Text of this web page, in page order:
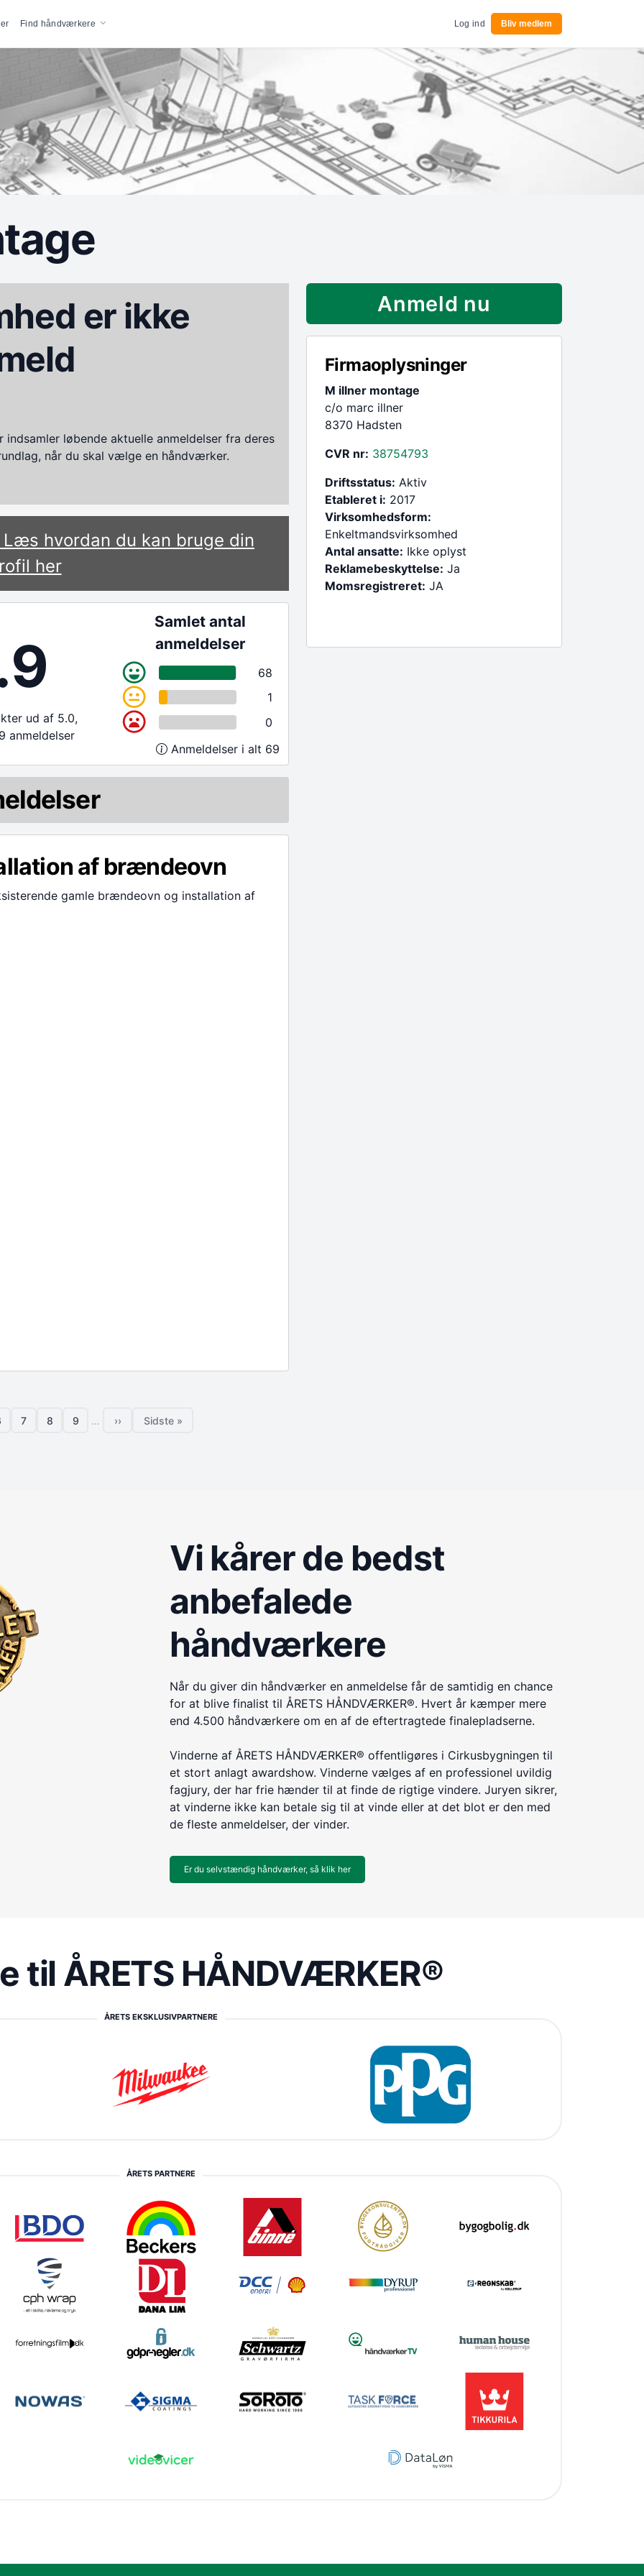
Find håndværkere Log ind Bliv medlem
er ikke
løbende aktuelle anmeldelser fra deres
når du skal vælge en håndværker.
hvordan du kan bruge din
her
ud af 5.0,
anmeldelser
Samlet antal
anmeldelser
68
1
0
Anmeldelser i alt 69
af brændeovn
gamle brændeovn og installation af
Side
7
Side
8
Side
9 …
Næste side
››
Sidste side
Sidste »
Anmeld nu
Firmaoplysninger
M illner montage
c/o marc illner
8370 Hadsten
CVR nr: 38754793
Driftsstatus: Aktiv
Etableret i: 2017
Virksomhedsform:
Enkeltmandsvirksomhed
Antal ansatte: Ikke oplyst
Reklamebeskyttelse: Ja
Momsregistreret: JA
Vi kårer de bedst
anbefalede
håndværkere
Når du giver din håndværker en anmeldelse får de samtidig en chance
for at blive finalist til ÅRETS HÅNDVÆRKER®. Hvert år kæmper mere
end 4.500 håndværkere om en af de eftertragtede finalepladserne.
Vinderne af ÅRETS HÅNDVÆRKER® offentligøres i Cirkusbygningen til
et stort anlagt awardshow. Vinderne vælges af en professionel uvildig
fagjury, der har frie hænder til at finde de rigtige vindere. Juryen sikrer,
at vinderne ikke kan betale sig til at vinde eller at det blot er den med
de fleste anmeldelser, der vinder.
Er du selvstændig håndværker, så klik her
til ÅRETS HÅNDVÆRKER®
ÅRETS EKSKLUSIVPARTNERE
ÅRETS PARTNERE